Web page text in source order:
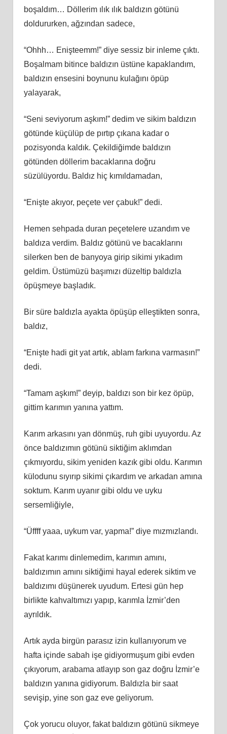
boşaldım… Döllerim ılık ılık baldızın götünü
doldururken, ağzından sadece,
“Ohhh… Enişteemm!” diye sessiz bir inleme çıktı.
Boşalmam bitince baldızın üstüne kapaklandım,
baldızın ensesini boynunu kulağını öpüp
yalayarak,
“Seni seviyorum aşkım!” dedim ve sikim baldızın
götünde küçülüp de pırtıp çıkana kadar o
pozisyonda kaldık. Çekildiğimde baldızın
götünden döllerim bacaklarına doğru
süzülüyordu. Baldız hiç kımıldamadan,
“Enişte akıyor, peçete ver çabuk!” dedi.
Hemen sehpada duran peçetelere uzandım ve
baldıza verdim. Baldız götünü ve bacaklarını
silerken ben de banyoya girip sikimi yıkadım
geldim. Üstümüzü başımızı düzeltip baldızla
öpüşmeye başladık.
Bir süre baldızla ayakta öpüşüp elleştikten sonra,
baldız,
“Enişte hadi git yat artık, ablam farkına varmasın!”
dedi.
“Tamam aşkım!” deyip, baldızı son bir kez öpüp,
gittim karımın yanına yattım.
Karım arkasını yan dönmüş, ruh gibi uyuyordu. Az
önce baldızımın götünü siktiğim aklımdan
çıkmıyordu, sikim yeniden kazık gibi oldu. Karımın
külodunu sıyırıp sikimi çıkardım ve arkadan amına
soktum. Karım uyanır gibi oldu ve uyku
sersemliğiyle,
“Üffff yaaa, uykum var, yapma!” diye mızmızlandı.
Fakat karımı dinlemedim, karımın amını,
baldızımın amını siktiğimi hayal ederek siktim ve
baldızımı düşünerek uyudum. Ertesi gün hep
birlikte kahvaltımızı yapıp, karımla İzmir’den
ayrıldık.
Artık ayda birgün parasız izin kullanıyorum ve
hafta içinde sabah işe gidiyormuşum gibi evden
çıkıyorum, arabama atlayıp son gaz doğru İzmir’e
baldızın yanına gidiyorum. Baldızla bir saat
sevişip, yine son gaz eve geliyorum.
Çok yorucu oluyor, fakat baldızın götünü sikmeye